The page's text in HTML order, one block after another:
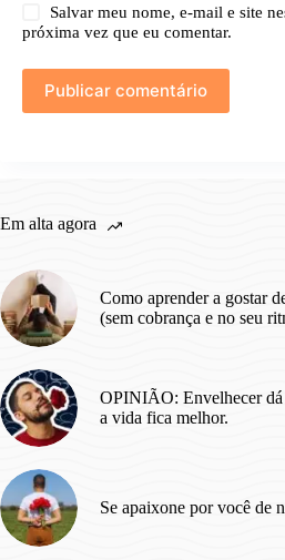
Salvar meu nome, e-mail e site
próxima vez que eu comentar.
Publicar comentário
Em alta agora
Como aprender a gostar
(sem cobrança e no seu
OPINIÃO: Envelhecer dá
a vida fica melhor.
Se apaixone por você de